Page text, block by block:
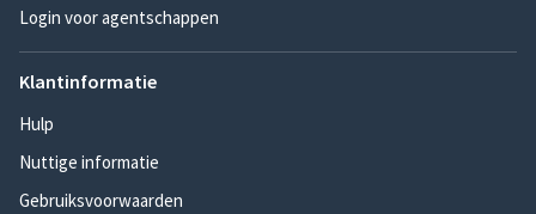
Login voor agentschappen
Klantinformatie
Hulp
Nuttige informatie
Gebruiksvoorwaarden